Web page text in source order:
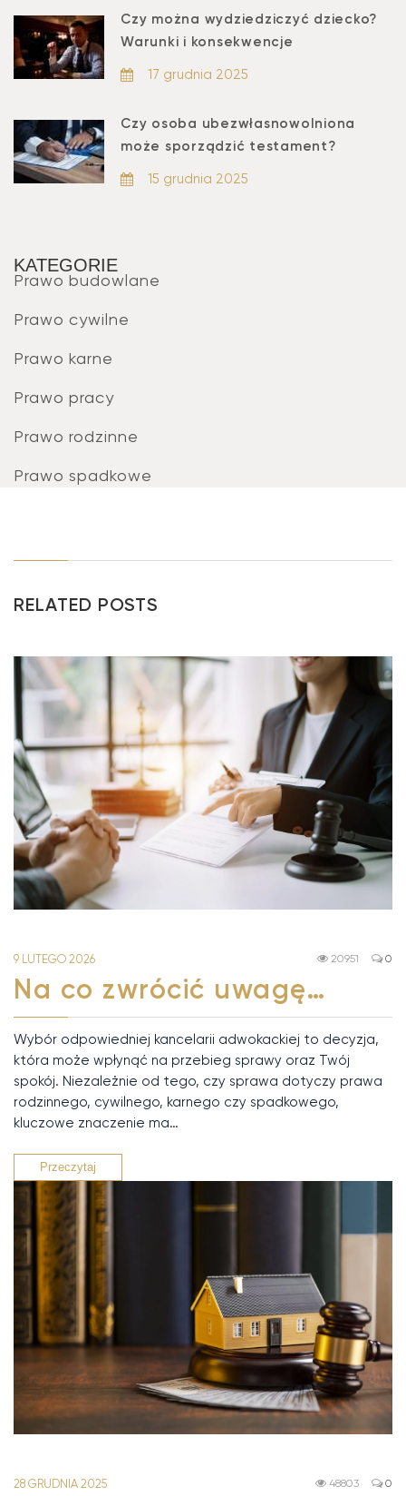
Czy można wydziedziczyć dziecko?
Warunki i konsekwencje
17 grudnia 2025
Czy osoba ubezwłasnowolniona
może sporządzić testament?
15 grudnia 2025
KATEGORIE
Prawo budowlane
Prawo cywilne
Prawo karne
Prawo pracy
Prawo rodzinne
Prawo spadkowe
RELATED POSTS
9 LUTEGO 2026 0
20951
Na co zwrócić uwagę…
Wybór odpowiedniej kancelarii adwokackiej to decyzja,
która może wpłynąć na przebieg sprawy oraz Twój
spokój. Niezależnie od tego, czy sprawa dotyczy prawa
rodzinnego, cywilnego, karnego czy spadkowego,
kluczowe znaczenie ma…
Przeczytaj
28 GRUDNIA 2025 0
48803